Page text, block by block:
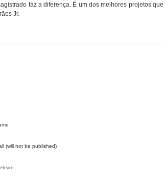
faz a diferença. É um dos melhores projetos que
Jr.
(will not be published)